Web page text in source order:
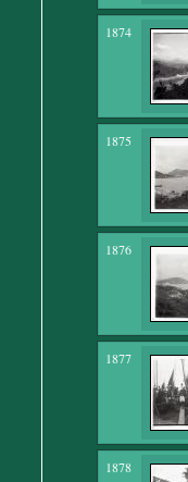
1874
1875
1876
1877
1878